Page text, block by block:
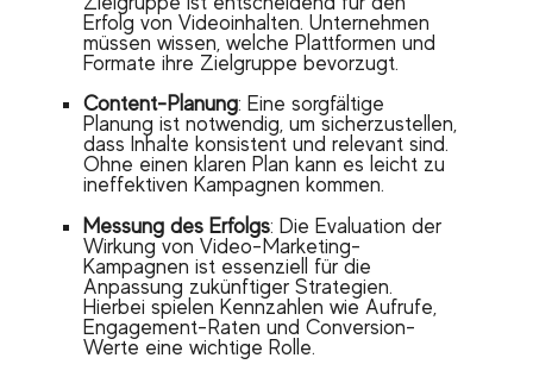
Erfolg von Videoinhalten. Unternehmen
müssen wissen, welche Plattformen und
Formate ihre Zielgruppe bevorzugt.
Content-Planung: Eine sorgfältige
Planung ist notwendig, um sicherzustellen,
dass Inhalte konsistent und relevant sind.
Ohne einen klaren Plan kann es leicht zu
ineffektiven Kampagnen kommen.
Messung des Erfolgs: Die Evaluation der
Wirkung von Video-Marketing-
Kampagnen ist essenziell für die
Anpassung zukünftiger Strategien.
Hierbei spielen Kennzahlen wie Aufrufe,
Engagement-Raten und Conversion-
Werte eine wichtige Rolle.